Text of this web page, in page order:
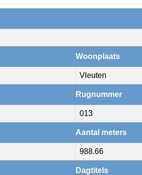
Woonplaats
Vleuten
Rugnummer
013
Aantal meters
988.66
Dagtitels